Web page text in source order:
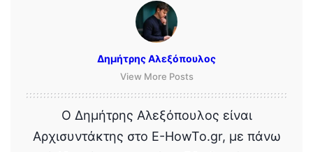
Δημήτρης Αλεξόπουλος
View More Posts
Ο Δημήτρης Αλεξόπουλος είναι
Αρχισυντάκτης στο E-HowTo.gr, με πάνω